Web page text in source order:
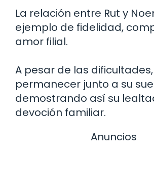
La relación entre Rut y
ejemplo de fidelidad,
amor filial.
A pesar de las
permanecer junto a su
demostrando así su
devoción familiar.
Anuncios